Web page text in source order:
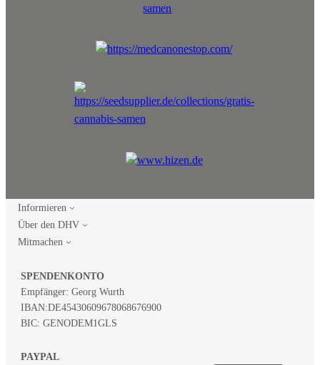
Informieren
Über den DHV
Mitmachen
SPENDENKONTO
Empfänger: Georg Wurth
IBAN:DE45430609678068676900
BIC: GENODEM1GLS
PAYPAL